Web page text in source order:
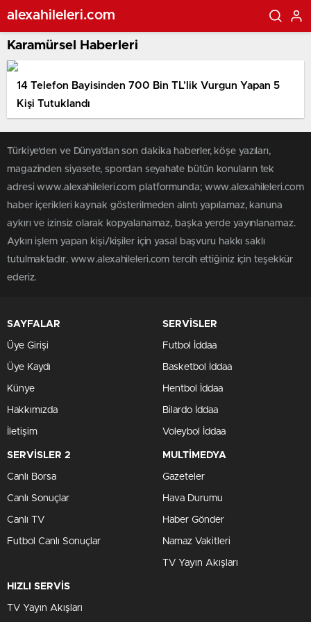
alexahileleri.com
Karamürsel Haberleri
14 Telefon Bayisinden 700 Bin TL’lik Vurgun Yapan 5
Kişi Tutuklandı
Türkiye'den ve Dünya’dan son dakika haberler, köşe yazıları,
magazinden siyasete, spordan seyahate bütün konuların tek
adresi www.alexahileleri.com platformunda; www.alexahileleri.com
haber içerikleri kaynak gösterilmeden alıntı yapılamaz, kanuna
aykırı ve izinsiz olarak kopyalanamaz, başka yerde yayınlanamaz.
Aykırı işlem yapan kişi/kişiler için yasal başvuru hakkı saklı
tutulmaktadır. www.alexahileleri.com tercih ettiğiniz için teşekkür
ederiz.
SAYFALAR
Üye Girişi
Üye Kaydı
Künye
Hakkımızda
İletişim
SERVİSLER
Futbol İddaa
Basketbol İddaa
Hentbol İddaa
Bilardo İddaa
Voleybol İddaa
SERVİSLER 2
Canlı Borsa
Canlı Sonuçlar
Canlı TV
Futbol Canlı Sonuçlar
MULTİMEDYA
Gazeteler
Hava Durumu
Haber Gönder
Namaz Vakitleri
TV Yayın Akışları
HIZLI SERVİS
TV Yayın Akışları